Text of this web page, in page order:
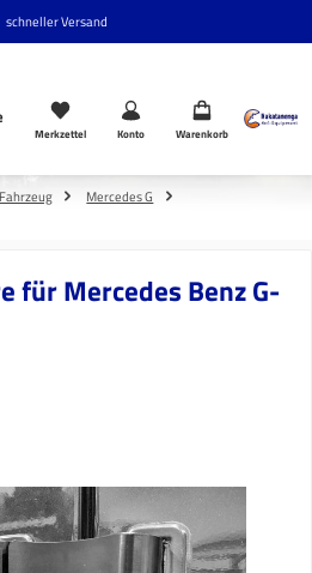
schneller Versand
Merkzettel Konto Warenkorb
Mercedes G
für Mercedes Benz G-